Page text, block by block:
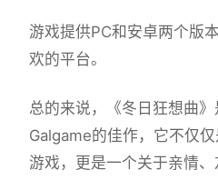
游戏提供PC和安卓两个版
欢的平台。
总的来说，《冬日狂想曲
Galgame的佳作​​，它不仅
游戏，更是一个关于亲情